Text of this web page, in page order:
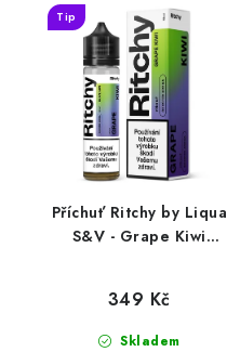
Příchuť Ritchy by Liqua
S&V - Grape Kiwi
Tip
Skladem
349 Kč